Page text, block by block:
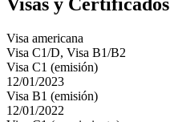
Visas y Certificados
Visa americana
Visa C1/D, Visa B1/B2
Visa C1 (emisión)
12/01/2023
Visa B1 (emisión)
12/01/2022